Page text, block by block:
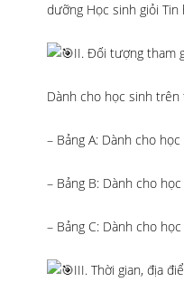
dưỡng Học sinh giỏi
II. Đối tượng tham
Dành cho học sinh
– Bảng A: Dành cho
– Bảng B: Dành cho học
– Bảng C: Dành cho học
III. Thời gian, địa